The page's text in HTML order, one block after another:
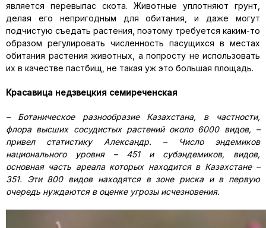
является перевыпас скота. Животные уплотняют грунт,
делая его непригодным для обитания, и даже могут
подчистую съедать растения, поэтому требуется каким-то
образом регулировать численность пасущихся в местах
обитания растения животных, а попросту не использовать
их в качестве пастбищ, не такая уж это большая площадь.
Красавица недзвецкия семиреченская
– Ботаническое разнообразие Казахстана, в частности,
флора высших сосудистых растений около 6000 видов, –
привел статистику Александр. – Число эндемиков
национального уровня – 451 и субэндемиков, видов,
основная часть ареала которых находится в Казахстане –
351. Эти 800 видов находятся в зоне риска и в первую
очередь нуждаются в оценке угрозы исчезновения.